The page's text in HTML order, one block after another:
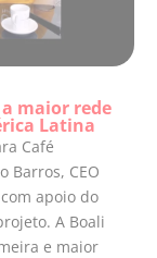
maior rede
Latina
Café
Barros, CEO
apoio do
A Boali
e maior